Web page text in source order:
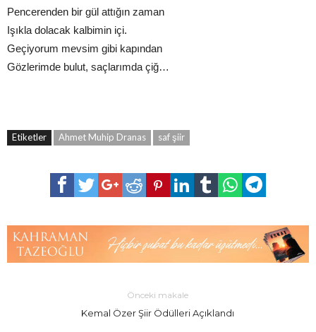
Pencerenden bir gül attığın zaman
Işıkla dolacak kalbimin içi.
Geçiyorum mevsim gibi kapından
Gözlerimde bulut, saçlarımda çiğ…
Etiketler Ahmet Muhip Dranas saf şiir
Önceki makale
Kemal Özer Şiir Ödülleri Açıklandı